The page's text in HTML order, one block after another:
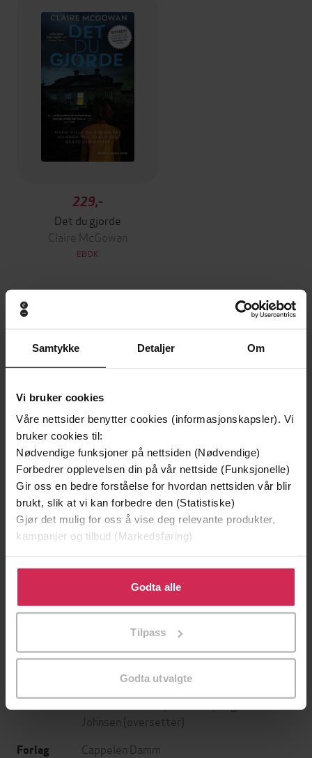
Samtykke Detaljer Om
Vi bruker cookies
Våre nettsider benytter cookies (informasjonskapsler). Vi
bruker cookies til:
Nødvendige funksjoner på nettsiden (Nødvendige)
Forbedrer opplevelsen din på vår nettside (Funksjonelle)
Gir oss en bedre forståelse for hvordan nettsiden vår blir
brukt, slik at vi kan forbedre den (Statistiske)
Gjør det mulig for oss å vise deg relevante produkter,
kampanjer og tilbud (Markedsføring)
Klikk på «Godta alle» for å gi oss ditt samtykke til å
bruke cookies for alle disse formålene. Du kan også
tilpasse ditt samtykke til spesifikke formål ved å klikke
Godta alle
Tilpass
Godta utvalgte
229,-
Det du gjorde
Claire McGowan
EBOK
Andre har også kjøpt
Premium
Jo Nesbø
Premium
Jørn Lier Horst
Claire McGowan(forfatter),Sigrunn Stokke
Johnsen (oversetter)
Forlag Cappelen Damm